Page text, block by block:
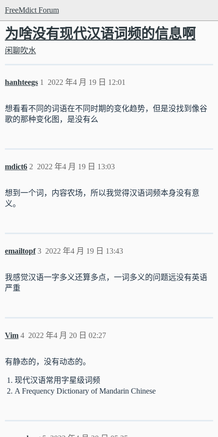
FreeMdict Forum
为啥没有现代汉语词频的信息啊
闲聊吹水
hanhteegs 2022 年4 月 19 日 12:01
1
想看看不同的词语在不同时期的变化趋势，但是没找到像谷
歌的那种变化图，是没有么
mdict6 2022 年4 月 19 日 13:03
2
想到一个词，内容农场，所以我觉得汉语词频本身没有意
义。
emailtopf 2022 年4 月 19 日 13:43
3
我感觉汉语一字多义还算多点，一词多义的问题远没有英语
严重
Vim 2022 年4 月 20 日 02:27
4
有静态的，没有动态的。
现代汉语常用字星级词频
A Frequency Dictionary of Mandarin Chinese